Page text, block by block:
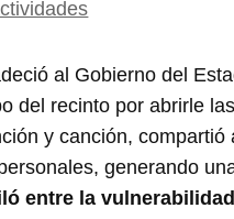
al Gobierno del
del recinto por abrirle
y canción, compartió
generando
entre la